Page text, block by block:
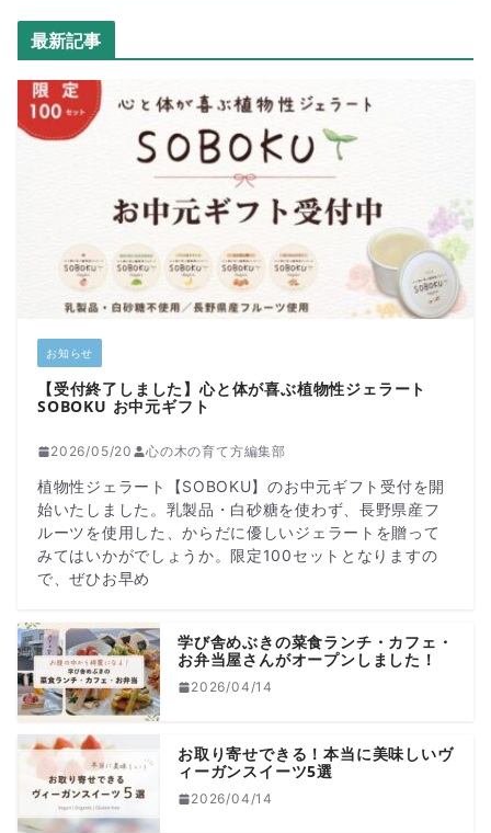
最新記事
お知らせ
【受付終了しました】心と体が喜ぶ植物性ジェラート
SOBOKU お中元ギフト
2026/05/20 心の木の育て方編集部
植物性ジェラート【SOBOKU】のお中元ギフト受付を開
始いたしました。乳製品・白砂糖を使わず、長野県産フ
ルーツを使用した、からだに優しいジェラートを贈って
みてはいかがでしょうか。限定100セットとなりますの
で、ぜひお早め
学び舎めぶきの菜食ランチ・カフェ・
お弁当屋さんがオープンしました！
2026/04/14
お取り寄せできる！本当に美味しいヴ
ィーガンスイーツ5選
2026/04/14